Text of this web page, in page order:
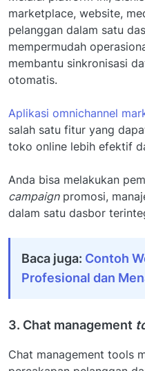
marketplace, website,
pelanggan dalam satu
mempermudah
membantu sinkronisasi
otomatis.
Aplikasi omnichannel
salah satu fitur yang
toko online lebih efektif
Anda bisa melakukan
campaignpromosi,
dalam satu dasbor
Baca juga: Contoh
Profesional dan
3. Chat management
Chat management tools